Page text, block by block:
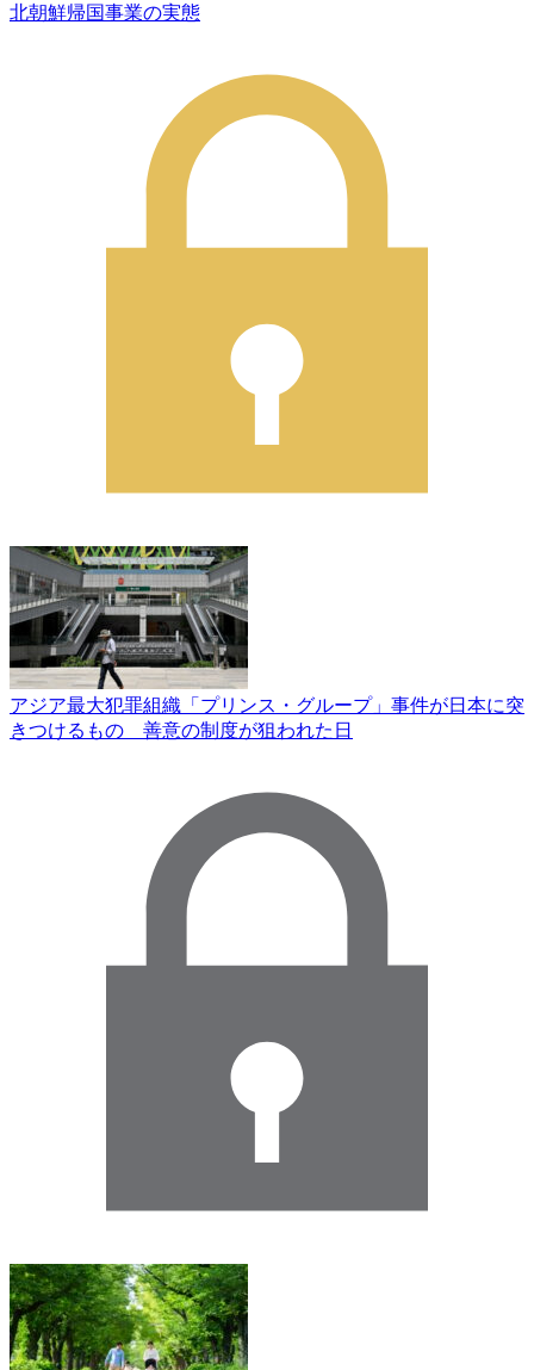
北朝鮮帰国事業の実態
アジア最大犯罪組織「プリンス・グループ」事件が日本に突
きつけるもの 善意の制度が狙われた日